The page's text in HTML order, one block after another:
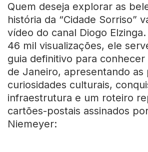
Quem deseja explorar as
história da “Cidade Sorriso”
vídeo do canal Diogo
46 mil visualizações, ele
guia definitivo para conhecer
de Janeiro, apresentando as
curiosidades culturais,
infraestrutura e um roteiro
cartões-postais assinados
Niemeyer: